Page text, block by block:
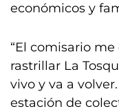
económicos y
“El comisario
rastrillar La
vivo y va a
estación de